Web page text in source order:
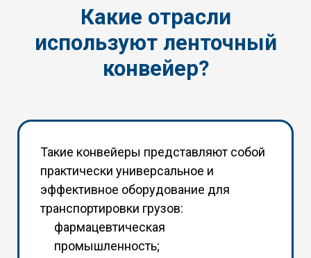
Какие отрасли
используют ленточный
конвейер?
Такие конвейеры представляют собой
практически универсальное и
эффективное оборудование для
транспортировки грузов:
фармацевтическая
промышленность;